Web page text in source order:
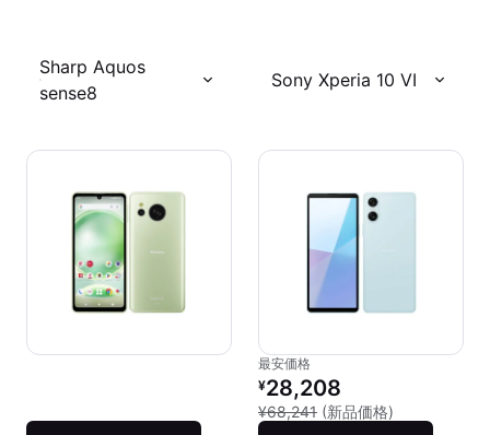
Sharp Aquos
sense8
Sony Xperia 10 VI
最安価格
リファービッシュ品の価格：
¥28,208
¥68,241 (新品価格)